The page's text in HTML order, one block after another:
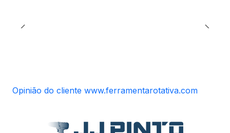
Opinião do cliente www.ferramentarotativa.com